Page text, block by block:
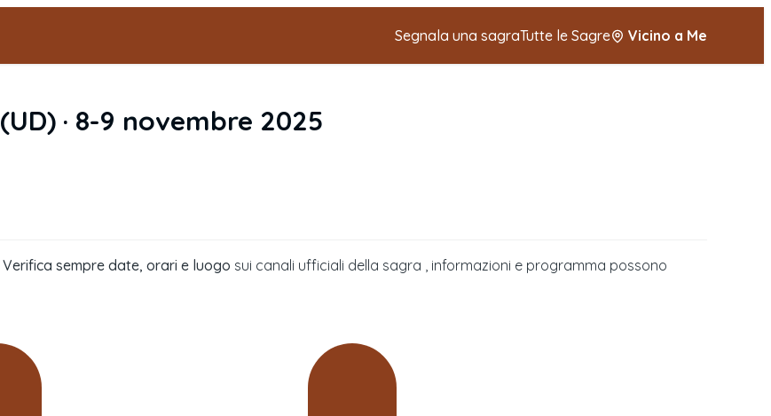
Segnala una sagraTutte le Sagre Vicino a Me
(UD) · 8-9 novembre 2025
Verifica sempre date, orari e luogo sui canali ufficiali della sagra , informazioni e programma possono